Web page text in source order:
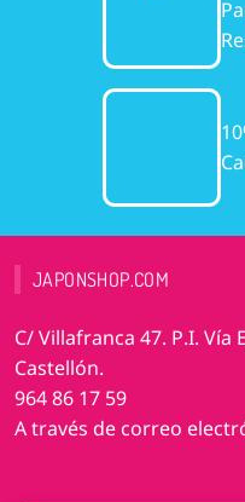
JAPONSHOP.COM
C/ Villafranca 47. P.I. Vía
Castellón.
964 86 17 59
A través de correo